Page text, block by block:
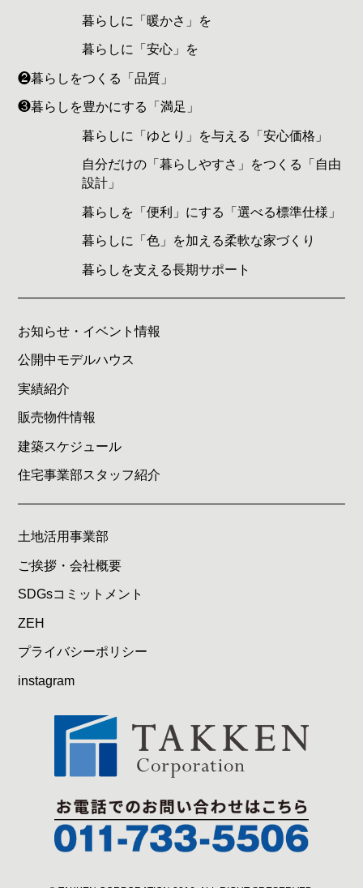
暮らしに「暖かさ」を
暮らしに「安心」を
❷暮らしをつくる「品質」
❸暮らしを豊かにする「満足」
暮らしに「ゆとり」を与える「安心価格」
自分だけの「暮らしやすさ」をつくる「自由
設計」
暮らしを「便利」にする「選べる標準仕様」
暮らしに「色」を加える柔軟な家づくり
暮らしを支える長期サポート
お知らせ・イベント情報
公開中モデルハウス
実績紹介
販売物件情報
建築スケジュール
住宅事業部スタッフ紹介
土地活用事業部
ご挨拶・会社概要
SDGsコミットメント
ZEH
プライバシーポリシー
instagram